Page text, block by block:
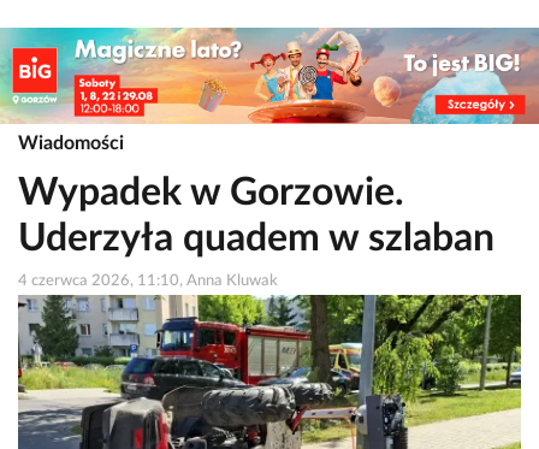
Wiadomości
Wypadek w Gorzowie.
Uderzyła quadem w szlaban
4 czerwca 2026, 11:10, Anna Kluwak